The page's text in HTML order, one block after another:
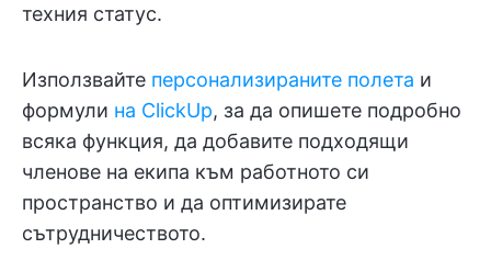
техния статус.
Използвайте персонализираните полета и
формули на ClickUp, за да опишете подробно
всяка функция, да добавите подходящи
членове на екипа към работното си
пространство и да оптимизирате
сътрудничеството.